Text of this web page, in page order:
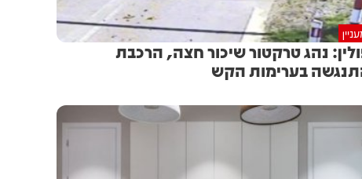
נהג טרקטור שיכור חצה, הרכבת
בערימות הקש